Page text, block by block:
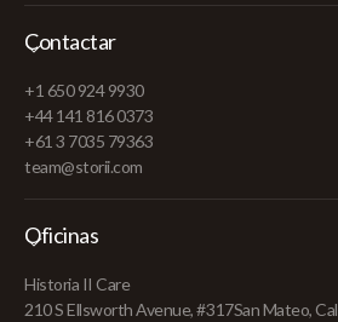
Contactar
+1 650 924 9930
+44 141 816 0373
+61 3 7035 79363
team@storii.com
Oficinas
Historia II Care
210 S Ellsworth Avenue, #317San Mateo,